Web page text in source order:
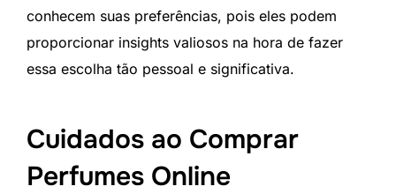
conhecem suas preferências, pois eles podem
proporcionar insights valiosos na hora de fazer
essa escolha tão pessoal e significativa.
Cuidados ao Comprar
Perfumes Online